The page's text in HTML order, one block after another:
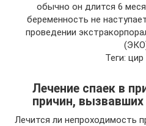
обычно он длится 6
беременность не
проведении
Теги:
Лечение спаек в
причин,
Лечится ли непроходимость